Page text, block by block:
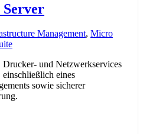
Server
Management, Micro
Drucker- und Netzwerkservices
eines
sowie sicherer